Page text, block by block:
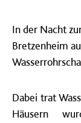
In der Nacht
Bretzenheim
Dabei trat
Häusern